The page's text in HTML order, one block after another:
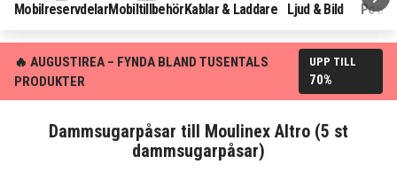
MobilreservdelarMobiltillbehör Kablar & Laddare Ljud & Bild
🔥 AUGUSTIREA – FYNDA BLAND TUSENTALS
PRODUKTER
UPP TILL
70%
Dammsugarpåsar till Moulinex Altro (5 st
dammsugarpåsar)